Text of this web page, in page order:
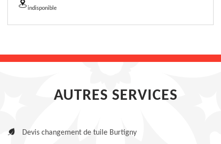
indisponible
AUTRES SERVICES
Devis changement de tuile Burtigny